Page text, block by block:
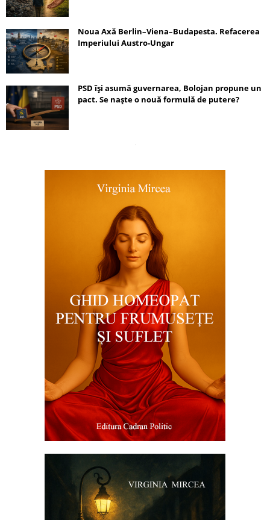
Noua Axă Berlin–Viena–Budapesta. Refacerea
Imperiului Austro-Ungar
PSD își asumă guvernarea, Bolojan propune un
pact. Se naște o nouă formulă de putere?